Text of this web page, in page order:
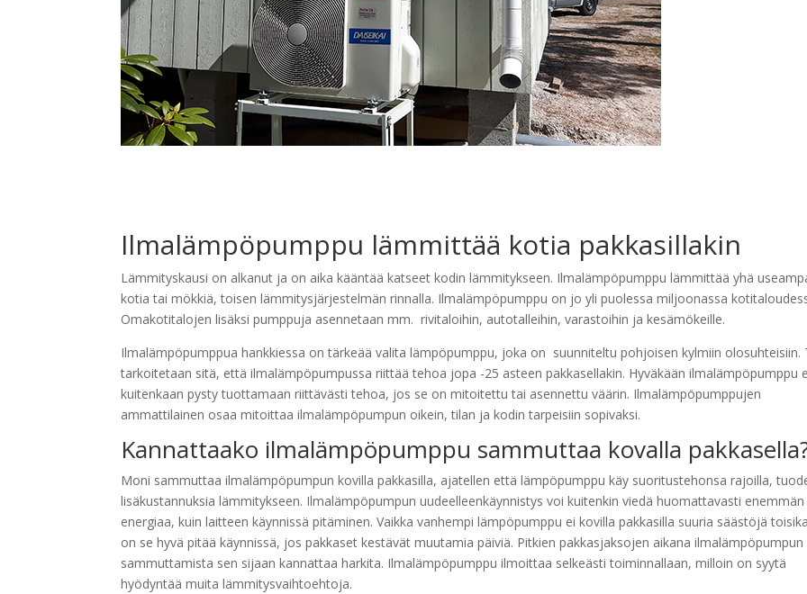
Ilmalämpöpumppu lämmittää kotia pakkasillakin
Lämmityskausi on alkanut ja on aika kääntää katseet kodin lämmitykseen. Ilmalämpöpumppu lämmittää yhä
kotia tai mökkiä, toisen lämmitysjärjestelmän rinnalla. Ilmalämpöpumppu on jo yli puolessa miljoonassa
Omakotitalojen lisäksi pumppuja asennetaan mm. rivitaloihin, autotalleihin, varastoihin ja kesämökeille.
Ilmalämpöpumppua hankkiessa on tärkeää valita lämpöpumppu, joka on suunniteltu pohjoisen kylmiin olosuhteisiin.
tarkoitetaan sitä, että ilmalämpöpumpussa riittää tehoa jopa -25 asteen pakkasellakin. Hyväkään ilmalämpöpumppu
kuitenkaan pysty tuottamaan riittävästi tehoa, jos se on mitoitettu tai asennettu väärin. Ilmalämpöpumppujen
ammattilainen osaa mitoittaa ilmalämpöpumpun oikein, tilan ja kodin tarpeisiin sopivaksi.
Kannattaako ilmalämpöpumppu sammuttaa kovalla
Moni sammuttaa ilmalämpöpumpun kovilla pakkasilla, ajatellen että lämpöpumppu käy suoritustehonsa rajoilla,
lisäkustannuksia lämmitykseen. Ilmalämpöpumpun uudeelleenkäynnistys voi kuitenkin viedä huomattavasti enemmän
energiaa, kuin laitteen käynnissä pitäminen. Vaikka vanhempi lämpöpumppu ei kovilla pakkasilla suuria säästöjä
on se hyvä pitää käynnissä, jos pakkaset kestävät muutamia päiviä. Pitkien pakkasjaksojen aikana ilmalämpöpumpun
sammuttamista sen sijaan kannattaa harkita. Ilmalämpöpumppu ilmoittaa selkeästi toiminnallaan, milloin on syytä
hyödyntää muita lämmitysvaihtoehtoja.